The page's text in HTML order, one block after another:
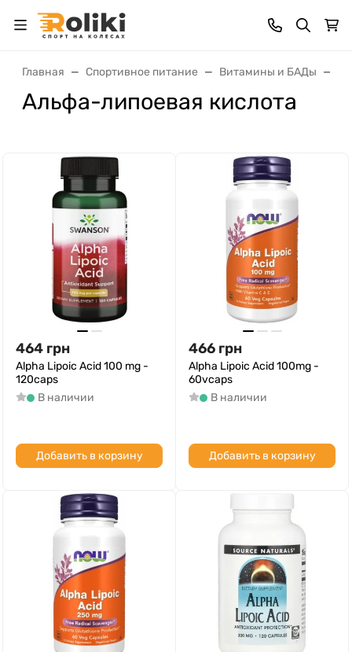
Главная Спортивное питание Витамины и БАДы
Альфа-липоевая кислота
464 грн
Alpha Lipoic Acid 100 mg -
120caps
В наличии
Добавить в корзину
466 грн
Alpha Lipoic Acid 100mg -
60vcaps
В наличии
Добавить в корзину